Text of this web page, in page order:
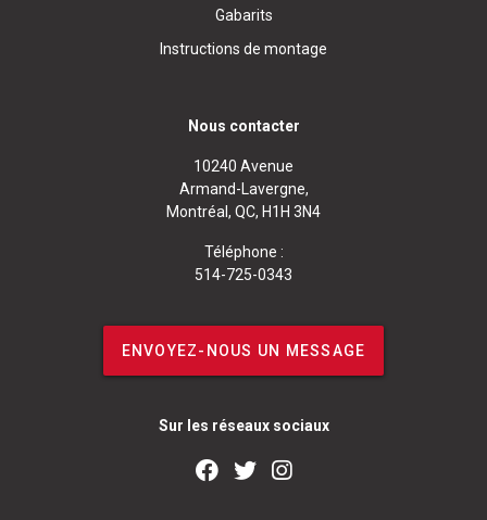
Gabarits
Instructions de montage
Nous contacter
10240 Avenue
Armand-Lavergne,
Montréal, QC, H1H 3N4
Téléphone :
514-725-0343
ENVOYEZ-NOUS UN MESSAGE
Sur les réseaux sociaux